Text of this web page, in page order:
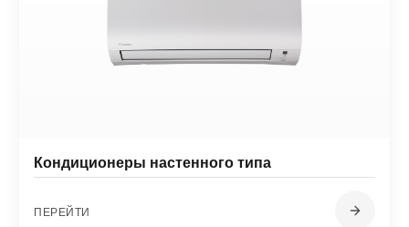
Кондиционеры настенного типа
ПЕРЕЙТИ